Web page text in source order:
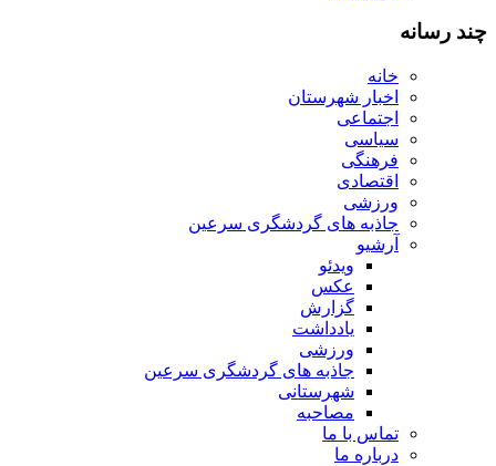
چند رسانه
خانه
اخبار شهرستان
اجتماعی
سیاسی
فرهنگی
اقتصادی
ورزشی
جاذبه های گردشگری سرعین
آرشیو
ویدئو
عکس
گزارش
یادداشت
ورزشی
جاذبه های گردشگری سرعین
شهرستانی
مصاحبه
تماس با ما
درباره ما